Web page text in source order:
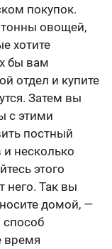
покупок.
тонны овощей,
хотите
бы вам
отдел и купите
Затем вы
с этими
постный
несколько
этого
него. Так вы
домой, —
способ
время